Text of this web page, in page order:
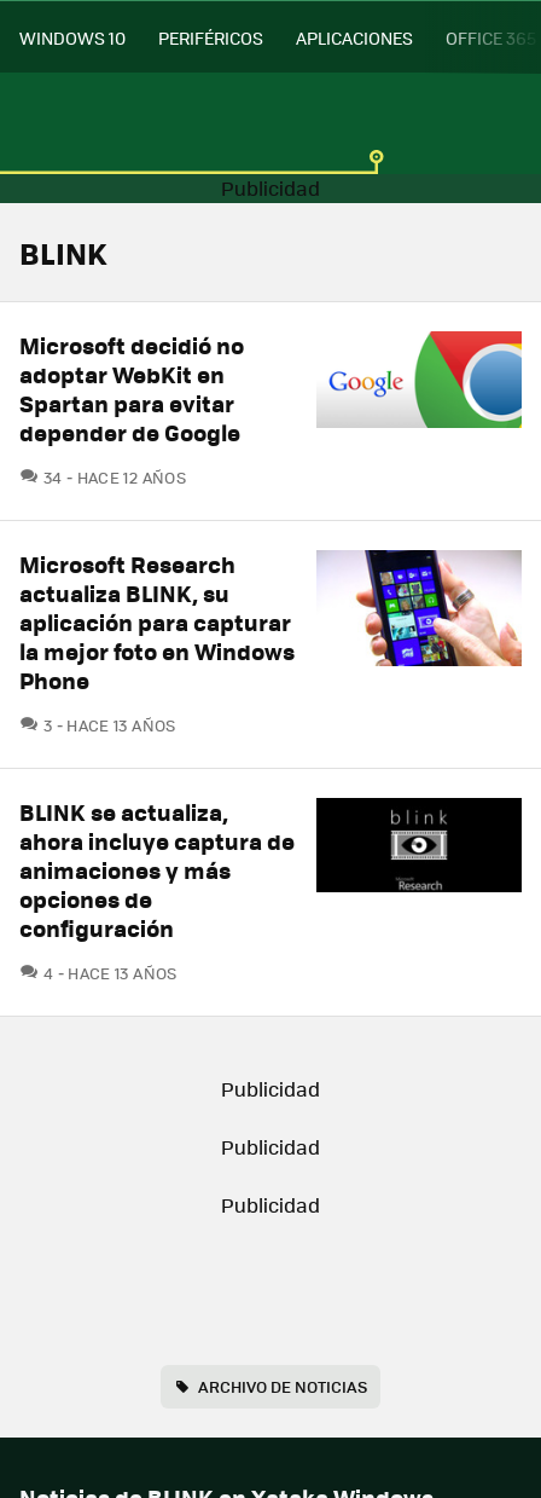
WINDOWS 10 PERIFÉRICOS APLICACIONES OFFICE 365
BLINK
Microsoft decidió no
adoptar WebKit en
Spartan para evitar
depender de Google
34 COMENTARIOS
HACE 12 AÑOS
Microsoft Research
actualiza BLINK, su
aplicación para capturar
la mejor foto en Windows
Phone
3 COMENTARIOS
HACE 13 AÑOS
BLINK se actualiza,
ahora incluye captura de
animaciones y más
opciones de
configuración
4 COMENTARIOS
HACE 13 AÑOS
ARCHIVO DE NOTICIAS